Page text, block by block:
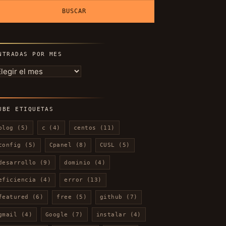
POR MES
ETIQUETAS
blog (5) c (4) centos (11)
(5) Cpanel (8) CUSL (5)
(9) dominio (4)
(4) error (13)
(6) free (5) github (7)
(4) Google (7) instalar (4)